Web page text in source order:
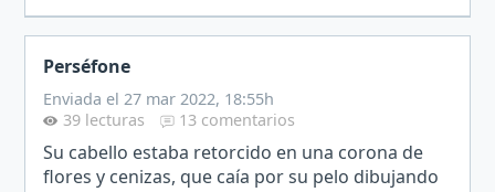
Perséfone
Enviada el 27 mar 2022, 18:55h
39 lecturas
13 comentarios
Su cabello estaba retorcido en una corona de
flores y cenizas, que caía por su pelo dibujando